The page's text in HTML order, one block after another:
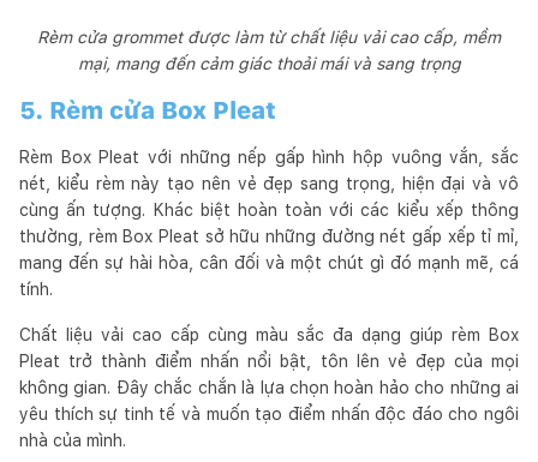
Rèm cửa grommet được làm từ chất liệu vải cao cấp, mềm
mại, mang đến cảm giác thoải mái và sang trọng
5. Rèm cửa Box Pleat
Rèm Box Pleat với những nếp gấp hình hộp vuông vắn, sắc
nét, kiểu rèm này tạo nên vẻ đẹp sang trọng, hiện đại và vô
cùng ấn tượng. Khác biệt hoàn toàn với các kiểu xếp thông
thường, rèm Box Pleat sở hữu những đường nét gấp xếp tỉ mỉ,
mang đến sự hài hòa, cân đối và một chút gì đó mạnh mẽ, cá
tính.
Chất liệu vải cao cấp cùng màu sắc đa dạng giúp rèm Box
Pleat trở thành điểm nhấn nổi bật, tôn lên vẻ đẹp của mọi
không gian. Đây chắc chắn là lựa chọn hoàn hảo cho những ai
yêu thích sự tinh tế và muốn tạo điểm nhấn độc đáo cho ngôi
nhà của mình.